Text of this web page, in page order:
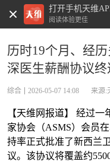
打开手机天维
阅读体验更佳
历时19个月、经
深医生薪酬协议终
综合 2026-05-07 14:08 来源:
【天维网报道】 经过
家协会（ASMS）会员
持率正式批准了新西兰
议。该协议将覆盖约